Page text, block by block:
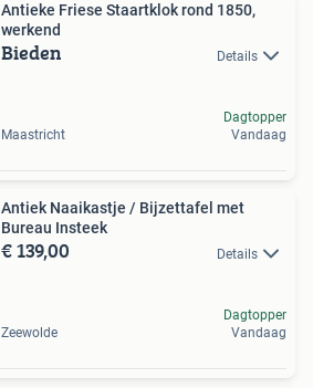
Antieke Friese Staartklok rond 1850,
werkend
Bieden Details
Maastricht
Dagtopper
Vandaag
Antiek Naaikastje / Bijzettafel met
Bureau Insteek
€ 139,00 Details
Zeewolde
Dagtopper
Vandaag